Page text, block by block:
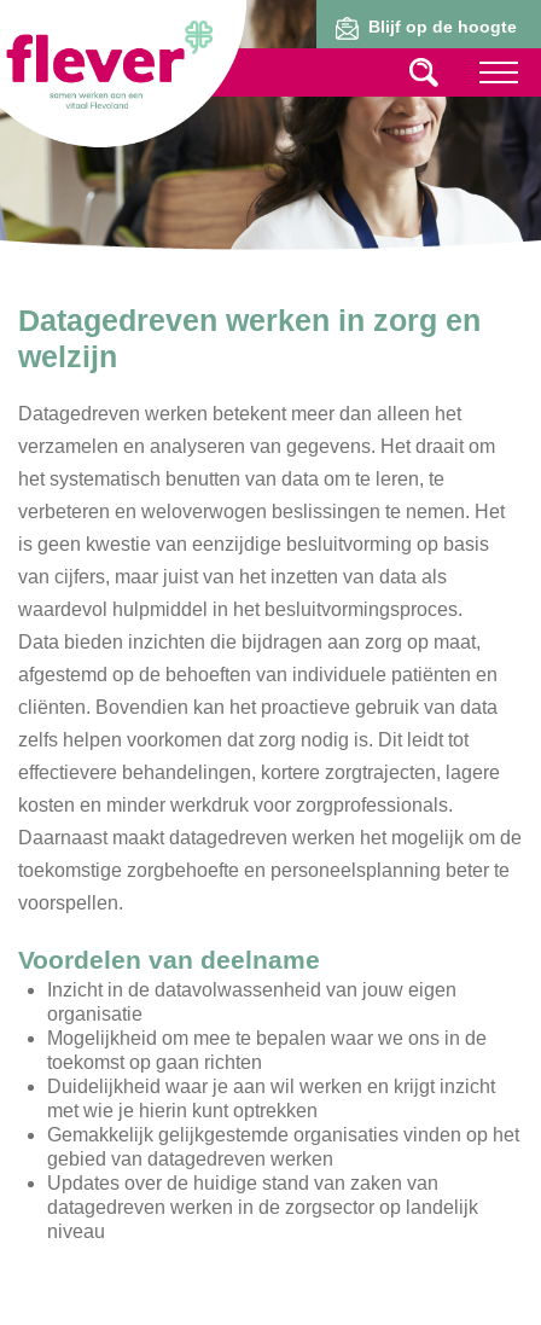
Blijf op de hoogte
Datagedreven werken in zorg en
welzijn
Datagedreven werken betekent meer dan alleen het
verzamelen en analyseren van gegevens. Het draait om
het systematisch benutten van data om te leren, te
verbeteren en weloverwogen beslissingen te nemen. Het
is geen kwestie van eenzijdige besluitvorming op basis
van cijfers, maar juist van het inzetten van data als
waardevol hulpmiddel in het besluitvormingsproces.
Data bieden inzichten die bijdragen aan zorg op maat,
afgestemd op de behoeften van individuele patiënten en
cliënten. Bovendien kan het proactieve gebruik van data
zelfs helpen voorkomen dat zorg nodig is. Dit leidt tot
effectievere behandelingen, kortere zorgtrajecten, lagere
kosten en minder werkdruk voor zorgprofessionals.
Daarnaast maakt datagedreven werken het mogelijk om de
toekomstige zorgbehoefte en personeelsplanning beter te
voorspellen.
Voordelen van deelname
Inzicht in de datavolwassenheid van jouw eigen
organisatie
Mogelijkheid om mee te bepalen waar we ons in de
toekomst op gaan richten
Duidelijkheid waar je aan wil werken en krijgt inzicht
met wie je hierin kunt optrekken
Gemakkelijk gelijkgestemde organisaties vinden op het
gebied van datagedreven werken
Updates over de huidige stand van zaken van
datagedreven werken in de zorgsector op landelijk
niveau